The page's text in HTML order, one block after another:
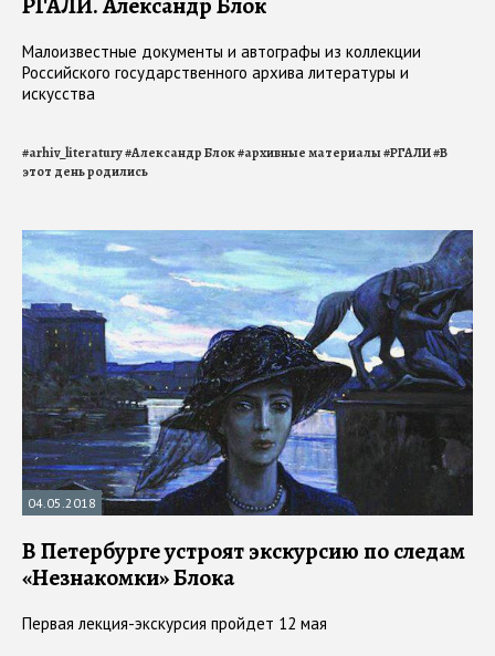
Малоизвестные документы и автографы из коллекции
Российского государственного архива литературы и
искусства
#arhiv_literatury#Александр Блок#архивные материалы#РГАЛИ#В
этот день родились
04.05.2018
В Петербурге устроят экскурсию по следам
«Незнакомки» Блока
Первая лекция-экскурсия пройдет 12 мая